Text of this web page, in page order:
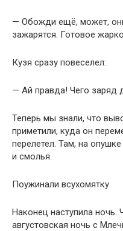
— Обожди ещё, может,
зажарятся. Готовое
Кузя сразу повеселел:
— Ай правда! Чего заряд
Теперь мы знали, что
приметили, куда он
перелетел. Там, на
и смолья.
Поужинали всухомятку.
Наконец наступила ночь.
августовская ночь с